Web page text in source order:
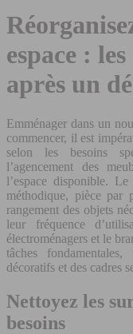
espace :
après un
Emménager dans un
commencer, il est
selon les besoins
l’agencement des
l’espace disponible.
méthodique, pièce par
rangement des objets
leur fréquence
électroménagers et le
tâches
décoratifs et des cadres
Nettoyez les
besoins